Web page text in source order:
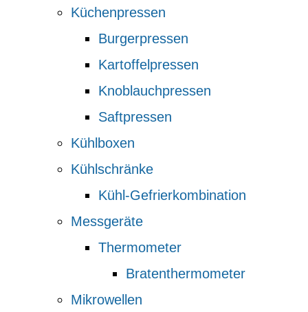
Küchenpressen
Burgerpressen
Kartoffelpressen
Knoblauchpressen
Saftpressen
Kühlboxen
Kühlschränke
Kühl-Gefrierkombination
Messgeräte
Thermometer
Bratenthermometer
Mikrowellen